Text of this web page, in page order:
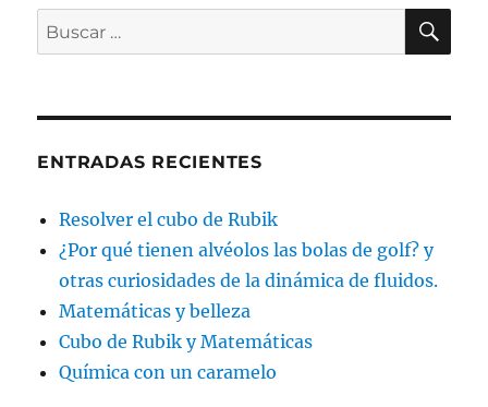
Buscar
por:
ENTRADAS RECIENTES
Resolver el cubo de Rubik
¿Por qué tienen alvéolos las bolas de golf? y
otras curiosidades de la dinámica de fluidos.
Matemáticas y belleza
Cubo de Rubik y Matemáticas
Química con un caramelo